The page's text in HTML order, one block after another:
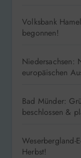
Volksbank
begonnen!
Niedersachsen:
europäischen
Bad Münder:
beschlossen &
Weserbergland-
Herbst!